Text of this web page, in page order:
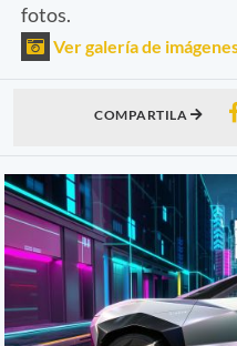
fotos.
Ver galería de
COMPARTILA